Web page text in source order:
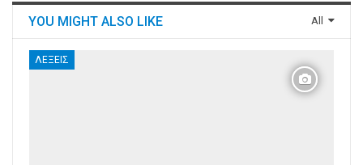
All
YOU MIGHT ALSO LIKE
ΛΈΞΕΙΣ